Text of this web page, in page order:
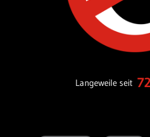
Langeweile seit